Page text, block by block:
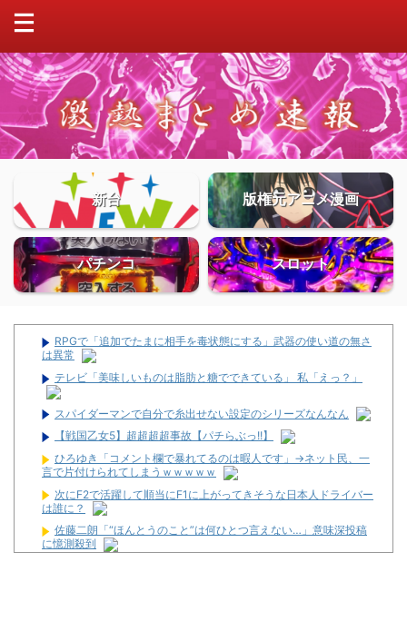
新台 版権元アニメ漫画
パチンコ スロット
RPGで「追加でたまに相手を毒状態にする」武器の使い道の無さ
は異常
テレビ「美味しいものは脂肪と糖でできている」 私「えっ？」
スパイダーマンで自分で糸出せない設定のシリーズなんなん
【戦国乙女5】超超超超事故【パチらぶっ!!】
ひろゆき「コメント欄で暴れてるのは暇人です」→ネット民、一
言で片付けられてしまうｗｗｗｗｗ
次にF2で活躍して順当にF1に上がってきそうな日本人ドライバー
は誰に？
佐藤二朗「“ほんとうのこと”は何ひとつ言えない…」意味深投稿
に憶測殺到